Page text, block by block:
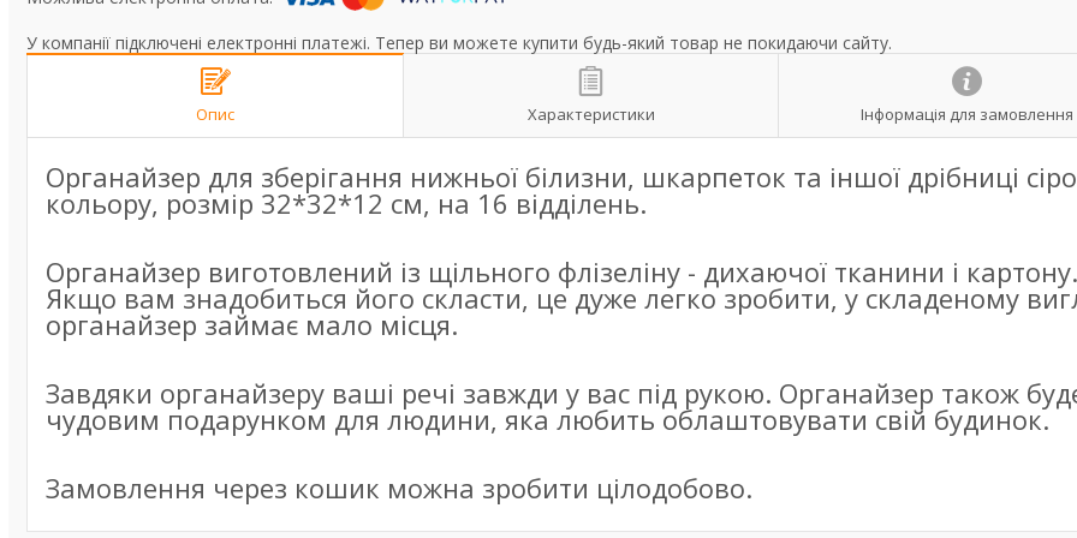
У компанії підключені електронні платежі. Тепер ви можете купити будь-який товар не покидаючи сайту.
Опис Характеристики Інформація для замовлення
Органайзер для зберігання нижньої білизни, шкарпеток та іншої дрібниці
кольору, розмір 32*32*12 см, на 16 відділень.
Органайзер виготовлений із щільного флізеліну - дихаючої тканини і картону.
Якщо вам знадобиться його скласти, це дуже легко зробити, у складеному
органайзер займає мало місця.
Завдяки органайзеру ваші речі завжди у вас під рукою. Органайзер також
чудовим подарунком для людини, яка любить облаштовувати свій будинок.
Замовлення через кошик можна зробити цілодобово.